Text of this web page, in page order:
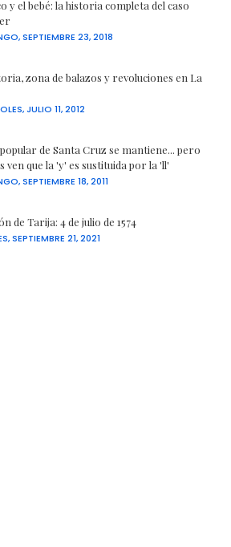
y el bebé: la historia completa del caso
SEPTIEMBRE 23, 2018
zona de balazos y revoluciones en La
JULIO 11, 2012
de Santa Cruz se mantiene... pero
ven que la 'y' es sustituida por la 'll'
SEPTIEMBRE 18, 2011
de Tarija: 4 de julio de 1574
SEPTIEMBRE 21, 2021